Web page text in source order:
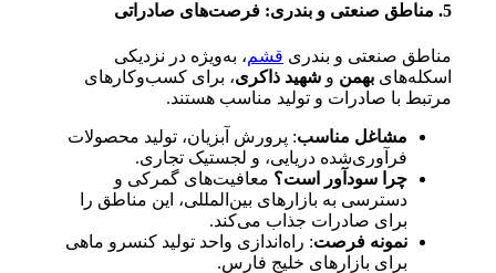
5. مناطق صنعتی و بندری: فرصت‌های صادراتی
مناطق صنعتی و بندری قشم، به‌ویژه در نزدیکی
اسکله‌های بهمن و شهید ذاکری، برای کسب‌وکارهای
مرتبط با صادرات و تولید مناسب هستند.
مشاغل مناسب: پرورش آبزیان، تولید محصولات
فرآوری‌شده دریایی، و لجستیک تجاری.
چرا سودآور است؟ معافیت‌های گمرکی و
دسترسی به بازارهای بین‌المللی، این مناطق را
برای صادرات جذاب می‌کند.
نمونه فرصت: راه‌اندازی واحد تولید کنسرو ماهی
برای بازارهای خلیج فارس.